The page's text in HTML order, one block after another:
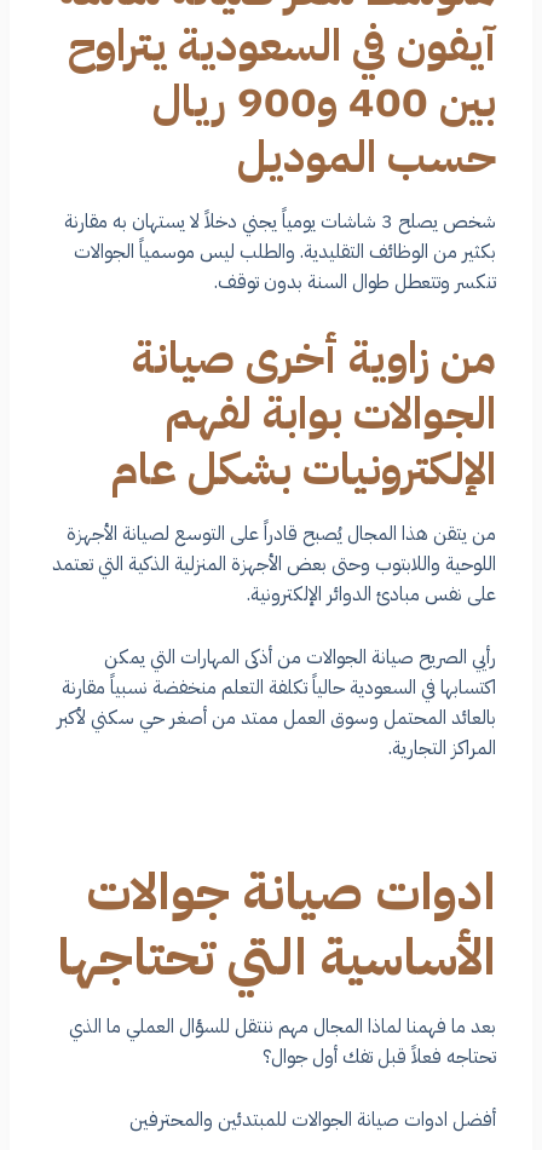
آيفون في السعودية يتراوح
بين 400 و900 ريال
حسب الموديل
شخص يصلح 3 شاشات يومياً يجني دخلاً لا يستهان به مقارنة
بكثير من الوظائف التقليدية. والطلب ليس موسمياً الجوالات
تنكسر وتتعطل طوال السنة بدون توقف.
من زاوية أخرى صيانة
الجوالات بوابة لفهم
الإلكترونيات بشكل عام
من يتقن هذا المجال يُصبح قادراً على التوسع لصيانة الأجهزة
اللوحية واللابتوب وحتى بعض الأجهزة المنزلية الذكية التي تعتمد
على نفس مبادئ الدوائر الإلكترونية.
رأيي الصريح صيانة الجوالات من أذكى المهارات التي يمكن
اكتسابها في السعودية حالياً تكلفة التعلم منخفضة نسبياً مقارنة
بالعائد المحتمل وسوق العمل ممتد من أصغر حي سكني لأكبر
المراكز التجارية.
ادوات صيانة جوالات
الأساسية التي تحتاجها
بعد ما فهمنا لماذا المجال مهم ننتقل للسؤال العملي ما الذي
تحتاجه فعلاً قبل تفك أول جوال؟
أفضل ادوات صيانة الجوالات للمبتدئين والمحترفين